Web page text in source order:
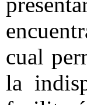
cual
la